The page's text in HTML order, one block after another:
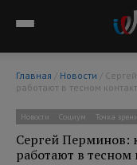
Главная / Новости
работают в тесном
Новости Социум Точка
Сергей Перминов:
работают в тесном